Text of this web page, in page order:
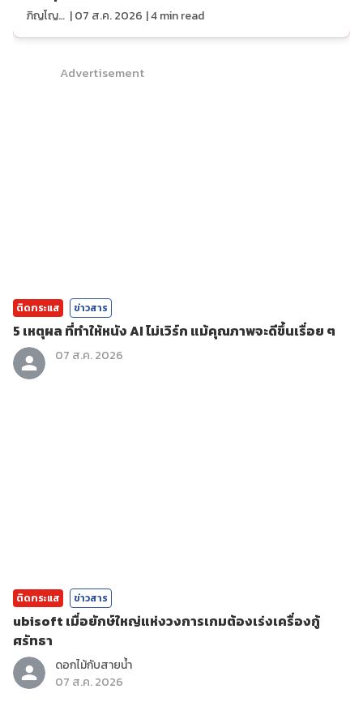
ภิญโญ ส่องแสง |07 ส.ค. 2026 |4min read
Advertisement
ติดกระแส ข่าวสาร
5 เหตุผล ที่ทำให้หนัง AI ไม่เวิร์ก แม้คุณภาพจะดีขึ้นเรื่อย ๆ
07 ส.ค. 2026
ติดกระแส ข่าวสาร
ubisoft เมื่อยักษ์ใหญ่แห่งวงการเกมต้องเร่งเครื่องกู้
ศรัทธา
ดอกไม้กับสายน้ำ
07 ส.ค. 2026